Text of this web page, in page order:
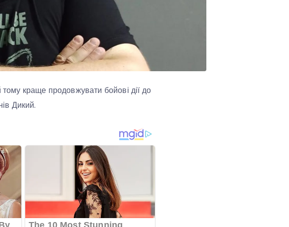
краще продовжувати бойові дії до
Дикий.